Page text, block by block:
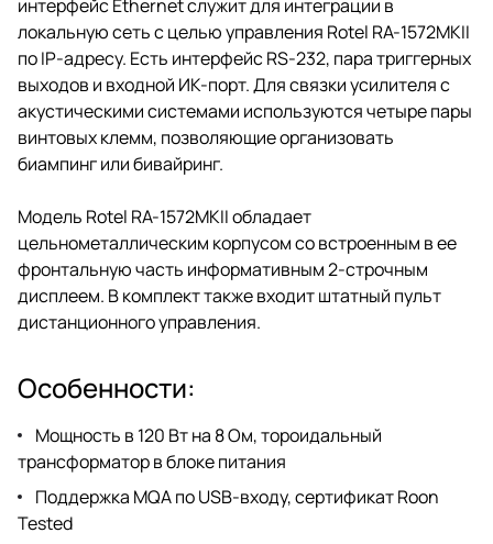
интерфейс Ethernet служит для интеграции в
локальную сеть с целью управления Rotel RA-1572MKII
по IP-адресу. Есть интерфейс RS-232, пара триггерных
выходов и входной ИК-порт. Для связки усилителя с
акустическими системами используются четыре пары
винтовых клемм, позволяющие организовать
биампинг или бивайринг.
Модель Rotel RA-1572MKII обладает
цельнометаллическим корпусом со встроенным в ее
фронтальную часть информативным 2-строчным
дисплеем. В комплект также входит штатный пульт
дистанционного управления.
Особенности:
Мощность в 120 Вт на 8 Ом, тороидальный
трансформатор в блоке питания
Поддержка MQA по USB-входу, сертификат Roon
Tested